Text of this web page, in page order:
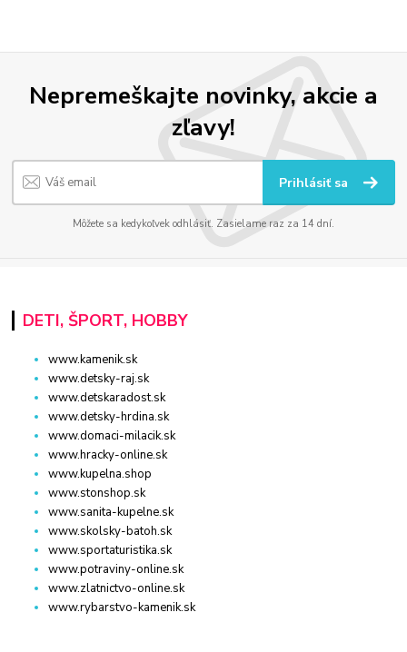
Nepremeškajte novinky, akcie a
zľavy!
Prihlásiť sa
Môžete sa kedykoľvek odhlásiť. Zasielame raz za 14 dní.
DETI, ŠPORT, HOBBY
www.kamenik.sk
www.detsky-raj.sk
www.detskaradost.sk
www.detsky-hrdina.sk
www.domaci-milacik.sk
www.hracky-online.sk
www.kupelna.shop
www.stonshop.sk
www.sanita-kupelne.sk
www.skolsky-batoh.sk
www.sportaturistika.sk
www.potraviny-online.sk
www.zlatnictvo-online.sk
www.rybarstvo-kamenik.sk